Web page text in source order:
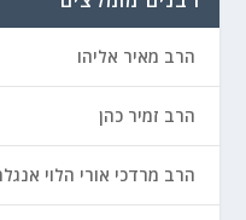
הרב מאיר אליהו
הרב זמיר כהן
הרב מרדכי אורי הלוי